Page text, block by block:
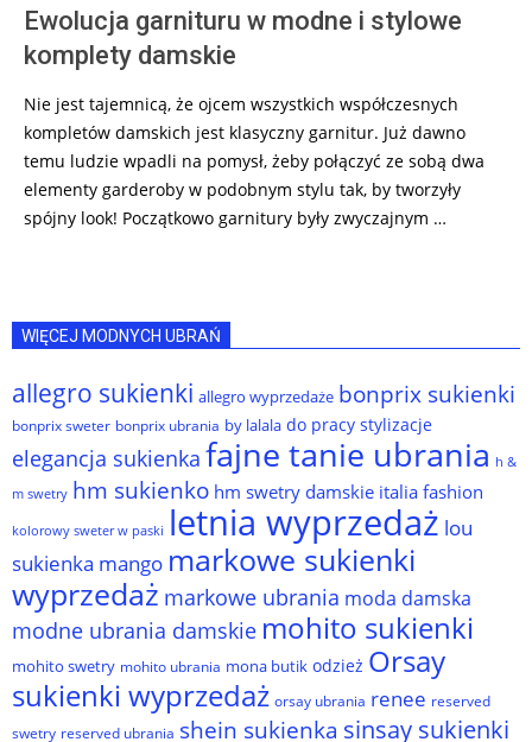
Ewolucja garnituru w modne i stylowe
komplety damskie
Nie jest tajemnicą, że ojcem wszystkich współczesnych
kompletów damskich jest klasyczny garnitur. Już dawno
temu ludzie wpadli na pomysł, żeby połączyć ze sobą dwa
elementy garderoby w podobnym stylu tak, by tworzyły
spójny look! Początkowo garnitury były zwyczajnym …
WIĘCEJ MODNYCH UBRAŃ
allegro sukienki allegro wyprzedaże bonprix sukienki
bonprix sweter bonprix ubrania by lalala do pracy stylizacje
elegancja sukienka fajne tanie ubrania h &
m swetry hm sukienko hm swetry damskie italia fashion
kolorowy sweter w paski letnia wyprzedaż lou
sukienka mango markowe sukienki
wyprzedaż markowe ubrania moda damska
modne ubrania damskie mohito sukienki
mohito swetry mohito ubrania mona butik odzież Orsay
sukienki wyprzedaż orsay ubrania renee reserved
swetry reserved ubrania shein sukienka sinsay sukienki